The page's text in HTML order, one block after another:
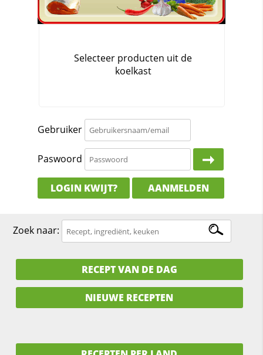
Gebruiker
Paswoord
LOGIN KWIJT? AANMELDEN
Zoek naar:
RECEPT VAN DE DAG
NIEUWE RECEPTEN